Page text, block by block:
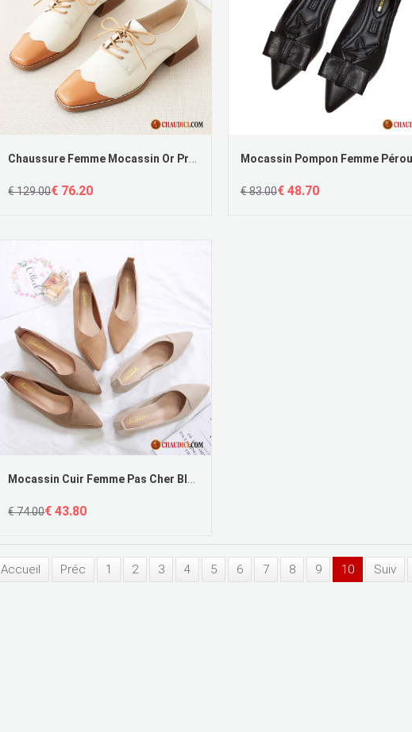
Chaussure Femme Mocassin Or Printemps Talon Moyen Derbies Marron Angleterre Soldes
€ 129.00€ 76.20 € 83.00€ 48.70
Mocassin Cuir Femme Pas Cher Blanc Tous Les Assortis Semelle Doux Printemps Flâneurs Enceintes
€ 74.00€ 43.80
Accueil Préc 1 2 3 4 5 6 7 8 9 10 Suiv